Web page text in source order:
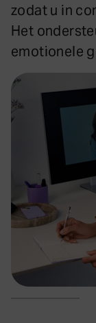
zodat u in
Het
emotionele